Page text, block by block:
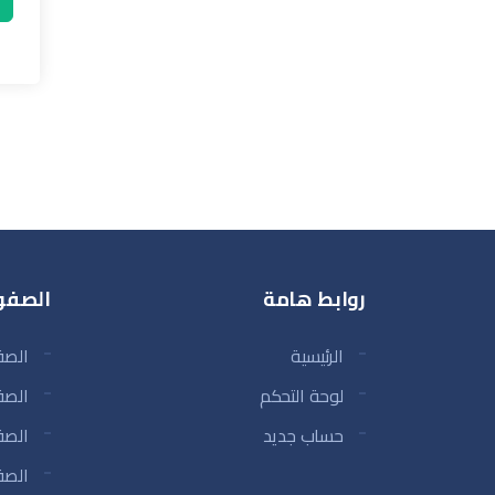
روابط هامة
الرئيسية
لوحة التحكم
حساب جديد